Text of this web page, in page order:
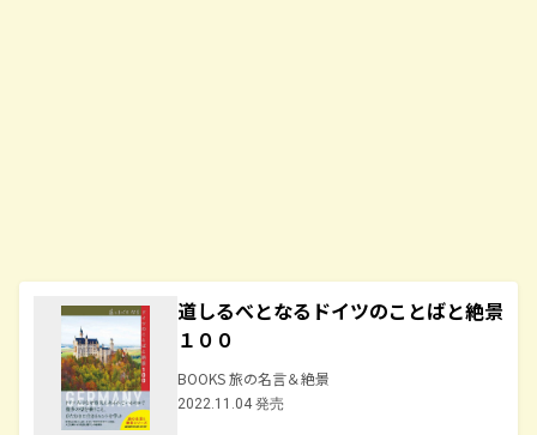
道しるべとなるドイツのことばと絶景
１００
BOOKS 旅の名言＆絶景
2022.11.04 発売